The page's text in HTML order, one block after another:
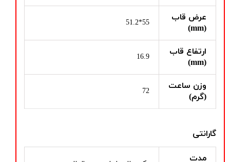
عرض قاب
(mm)
55*51.2
ارتفاع قاب
(mm)
16.9
وزن ساعت
(گرم)
72
گارانتی
مدت